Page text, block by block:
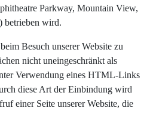
Parkway, Mountain View,
wird.
Besuch unserer Website zu
nicht uneingeschränkt als
Verwendung eines HTML-Links
diese Art der Einbindung wird
einer Seite unserer Website, die